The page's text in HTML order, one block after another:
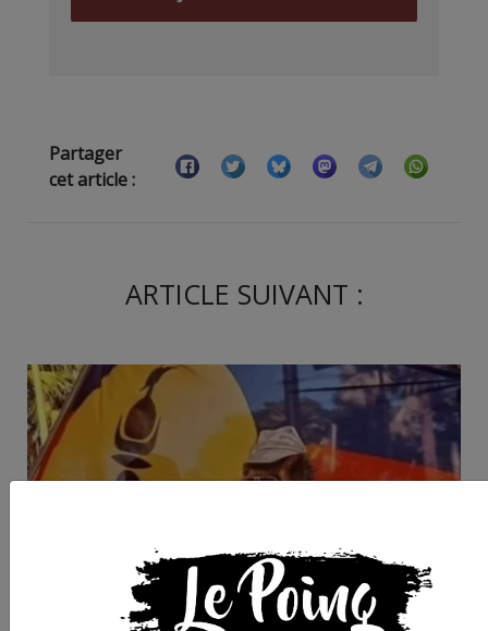
Partager
cet article :
ARTICLE SUIVANT :
Cette semaine dans
l’Hérault :
autour de la crise